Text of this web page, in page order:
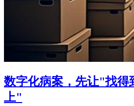
数字化病案，先让"找
上"